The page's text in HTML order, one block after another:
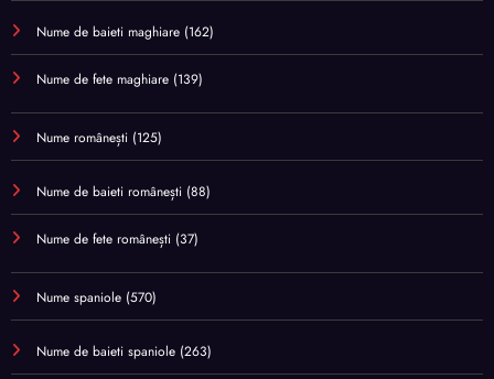
Nume de baieti maghiare (162)
Nume de fete maghiare (139)
Nume românești (125)
Nume de baieti românești (88)
Nume de fete românești (37)
Nume spaniole (570)
Nume de baieti spaniole (263)